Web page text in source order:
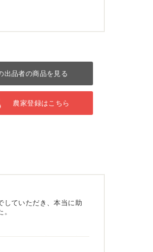
出品者の商品を見る
農家登録はこちら
していただき、本当に助